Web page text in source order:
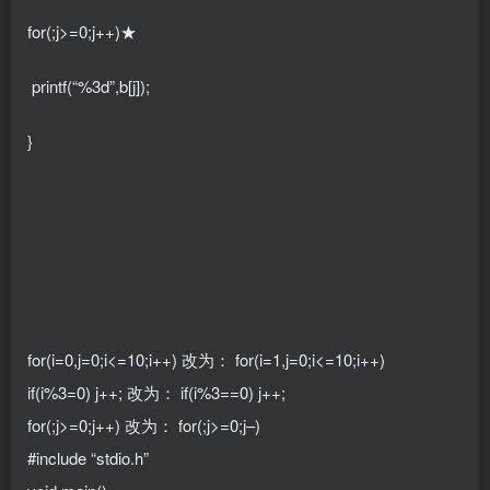
for(;j>=0;j++)★
printf(“%3d”,b[j]);
}
for(i=0,j=0;i<=10;i++) 改为： for(i=1,j=0;i<=10;i++)
if(i%3=0) j++; 改为： if(i%3==0) j++;
for(;j>=0;j++) 改为： for(;j>=0;j–)
#include “stdio.h”